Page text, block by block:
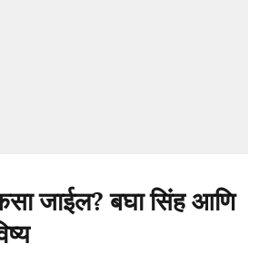
जाईल? बघा सिंह आणि